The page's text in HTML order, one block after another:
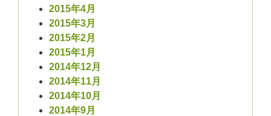
2015年4月
2015年3月
2015年2月
2015年1月
2014年12月
2014年11月
2014年10月
2014年9月